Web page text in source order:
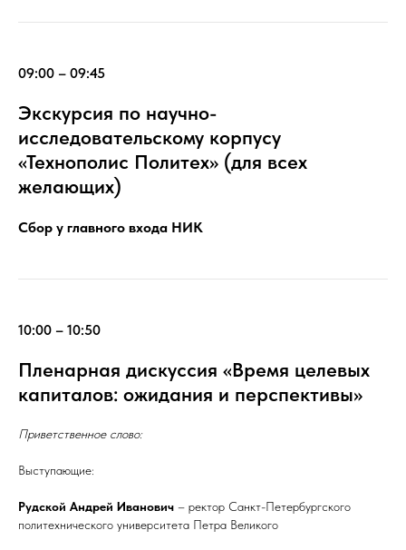
09:00 – 09:45
Экскурсия по научно-
исследовательскому корпусу
«Технополис Политех» (для всех
желающих)
Сбор у главного входа НИК
10:00 – 10:50
Пленарная дискуссия «Время целевых
капиталов: ожидания и перспективы»
Приветственное слово:
Выступающие:
Рудской Андрей Иванович – ректор Санкт-Петербургского
политехнического университета Петра Великого